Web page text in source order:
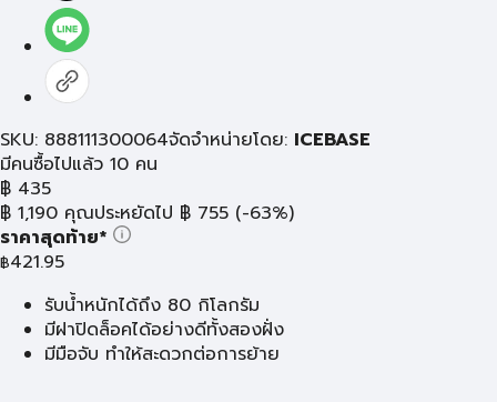
SKU: 888111300064จัดจำหน่ายโดย: ICEBASE
มีคนซื้อไปแล้ว 10 คน
฿ 435
฿ 1,190 คุณประหยัดไป ฿ 755 (-63%)
ราคาสุดท้าย*
฿421.95
รับน้ำหนักได้ถึง 80 กิโลกรัม
มีฝาปิดล็อคได้อย่างดีทั้งสองฝั่ง
มีมือจับ ทำให้สะดวกต่อการย้าย